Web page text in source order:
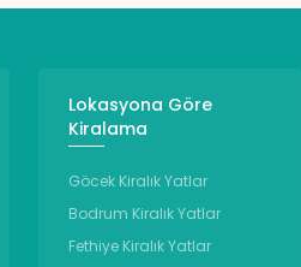
Lokasyona Göre
Kiralama
Göcek Kiralık Yatlar
Bodrum Kiralık Yatlar
Fethiye Kiralık Yatlar